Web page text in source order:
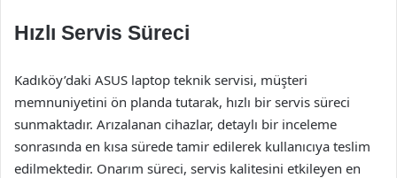
Hızlı Servis Süreci
Kadıköy’daki ASUS laptop teknik servisi, müşteri
memnuniyetini ön planda tutarak, hızlı bir servis süreci
sunmaktadır. Arızalanan cihazlar, detaylı bir inceleme
sonrasında en kısa sürede tamir edilerek kullanıcıya teslim
edilmektedir. Onarım süreci, servis kalitesini etkileyen en